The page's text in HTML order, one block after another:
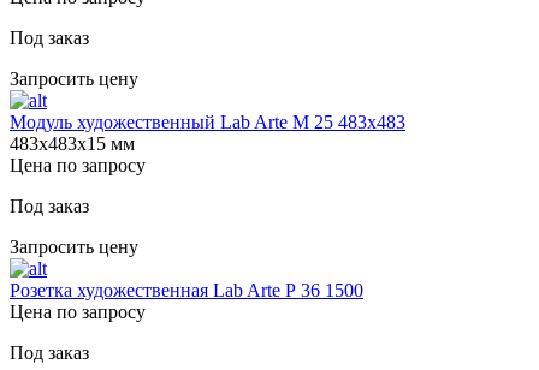
Под заказ
Запросить цену
Модуль художественный Lab Arte М 25 483х483
483х483х15 мм
Цена по запросу
Под заказ
Запросить цену
Розетка художественная Lab Arte Р 36 1500
Цена по запросу
Под заказ